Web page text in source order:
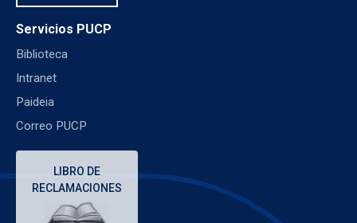
Servicios PUCP
Biblioteca
Intranet
Paideia
Correo PUCP
LIBRO DE
RECLAMACIONES